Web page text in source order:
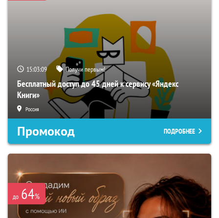
15:03:08 Получи первым!
Бесплатный доступ до 45 дней к сервису «Яндекс
Книги»
Россия
Промокод ПОДРОБНЕЕ
до 64%